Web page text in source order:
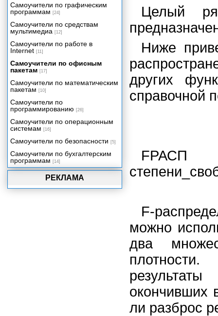
Целый
Ниже
других
справочной
FРАСП
F-
можно
два
окончивших
ли разброс
РЕКЛАМА
Самоучители по графическим
программам [24]
Самоучители по средствам
мультимедиа [12]
Самоучители по работе в
Internet [11]
Самоучители по офисным
пакетам [17]
Самоучители по математическим
пакетам [10]
Самоучители по
программированию [26]
Самоучители по операционным
системам [16]
Самоучители по безопасности [5]
Самоучители по бухгалтерским
программам [14]